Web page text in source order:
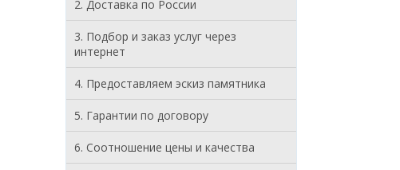
2. Доставка по России
3. Подбор и заказ услуг через
интернет
4. Предоставляем эскиз памятника
5. Гарантии по договору
6. Соотношение цены и качества